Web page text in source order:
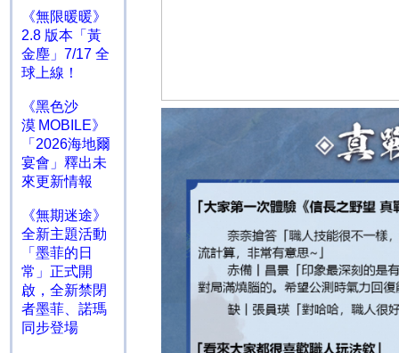
《無限暖暖》
2.8 版本「黃
金塵」7/17 全
球上線！
《黑色沙
漠 MOBILE》
「2026海地爾
宴會」釋出未
來更新情報
《無期迷途》
全新主題活動
「墨菲的日
常」正式開
啟，全新禁閉
者墨菲、諾瑪
同步登場